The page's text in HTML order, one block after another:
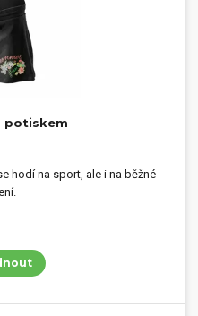
potiskem
hodí na sport, ale i na běžné